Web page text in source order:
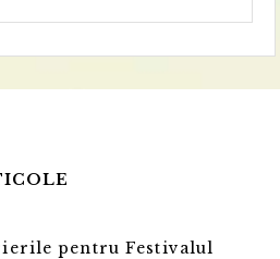
pentru Festivalul